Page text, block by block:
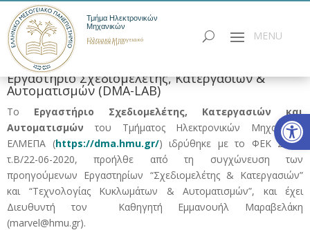
Τμήμα Ηλεκτρονικών
Μηχανικών
Ελληνικό Μεσογειακό
Πανεπιστήμιο
Εργαστήριο Σχεδιομελέτης, Κατεργασιών &
Αυτοματισμών (DMA-LAB)
Το Εργαστήριο Σχεδιομελέτης, Κατεργασιών και
Αυτοματισμών του Τμήματος Ηλεκτρονικών Μηχανικών
ΕΛΜΕΠΑ (https://dma.hmu.gr/) ιδρύθηκε με το ΦΕΚ 2464/
τ.Β/22-06-2020, προήλθε από τη συγχώνευση των
προηγούμενων Εργαστηρίων “Σχεδιομελέτης & Κατεργασιών”
και “Τεχνολογίας Κυκλωμάτων & Αυτοματισμών”, και έχει
Διευθυντή τον Καθηγητή Εμμανουήλ Μαραβελάκη
(marvel@hmu.gr).